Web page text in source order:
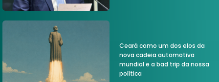
Ceará como um dos elos da
nova cadeia automotiva
mundial e a bad trip da nossa
política